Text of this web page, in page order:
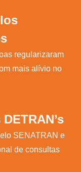
regularizaram
mais alívio no
SENATRAN e
de consultas